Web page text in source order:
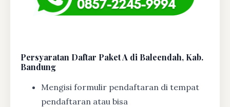
Persyaratan Daftar Paket A di Baleendah, Kab.
Bandung
Mengisi formulir pendaftaran di tempat
pendaftaran atau bisa